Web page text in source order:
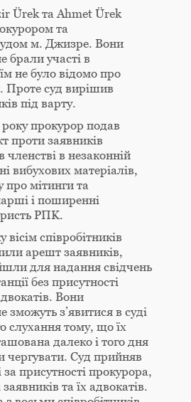
Ürek та Ahmet Ürek
та
м. Джизре. Вони
брали участі в
не було відомо про
Проте суд вирішив
під варту.
прокурор подав
проти заявників
членстві в незаконній
вибухових матеріалів,
про мітинги та
і поширенні
PПK.
співробітників
арешт заявників,
для надання свідчень
без присутності
Вони
з’явитися в суді
слухання тому, що їх
далеко і того дня
чергувати. Суд прийняв
за присутності прокурора,
заявників та їх адвокатів.